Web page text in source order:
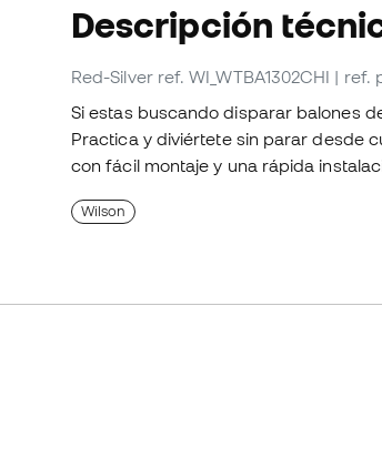
Descripción
Red-Silver ref. WI_WTBA1302CHI | ref.
Si estas buscando disparar balones
Practica y diviértete sin parar desde
con fácil montaje y una rápida
Wilson